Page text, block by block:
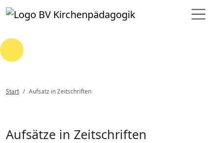
Loading...
Start Aufsatz in Zeitschriften
Aufsätze in Zeitschriften